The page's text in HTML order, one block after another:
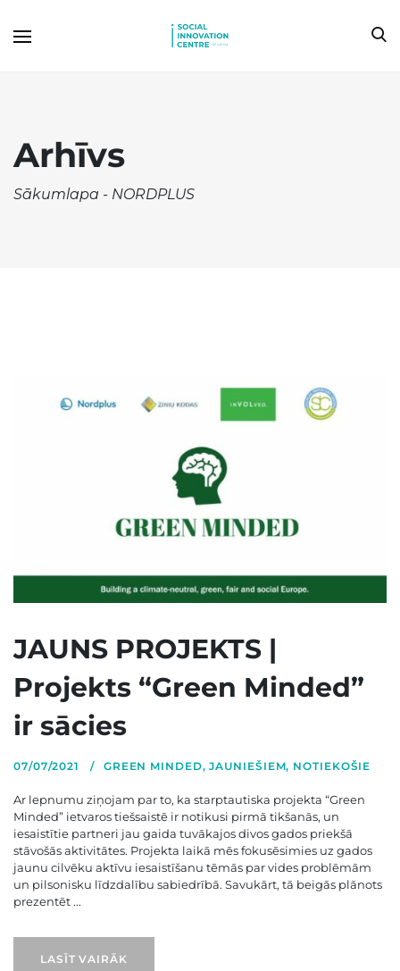
Arhīvs
Sākumlapa - NORDPLUS
JAUNS PROJEKTS |
Projekts “Green Minded”
ir sācies
07/07/2021 GREEN MINDED,JAUNIEŠIEM, NOTIEKOŠIE
Ar lepnumu ziņojam par to, ka starptautiska projekta “Green
Minded” ietvaros tiešsaistē ir notikusi pirmā tikšanās, un
iesaistītie partneri jau gaida tuvākajos divos gados priekšā
stāvošās aktivitātes. Projekta laikā mēs fokusēsimies uz gados
jaunu cilvēku aktīvu iesaistīšanu tēmās par vides problēmām
un pilsonisku līdzdalību sabiedrībā. Savukārt, tā beigās plānots
prezentēt ...
LASĪT VAIRĀK